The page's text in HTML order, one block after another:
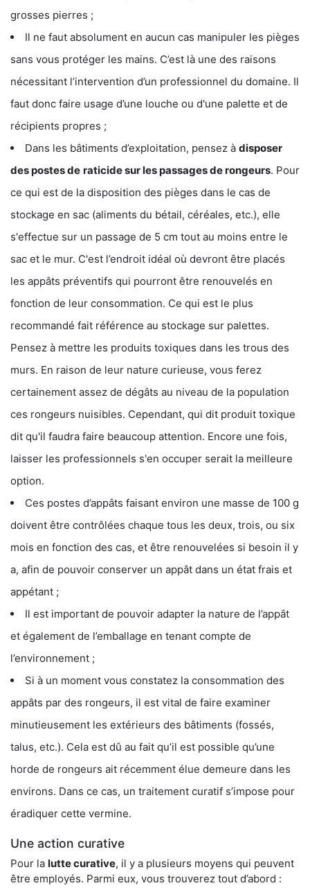
grosses pierres ;
Il ne faut absolument en aucun cas manipuler les pièges
sans vous protéger les mains. C’est là une des raisons
nécessitant l’intervention d’un professionnel du domaine. Il
faut donc faire usage d’une louche ou d'une palette et de
récipients propres ;
Dans les bâtiments d’exploitation, pensez à disposer
des postes de raticide sur les passages de rongeurs. Pour
ce qui est de la disposition des pièges dans le cas de
stockage en sac (aliments du bétail, céréales, etc.), elle
s'effectue sur un passage de 5 cm tout au moins entre le
sac et le mur. C'est l’endroit idéal où devront être placés
les appâts préventifs qui pourront être renouvelés en
fonction de leur consommation. Ce qui est le plus
recommandé fait référence au stockage sur palettes.
Pensez à mettre les produits toxiques dans les trous des
murs. En raison de leur nature curieuse, vous ferez
certainement assez de dégâts au niveau de la population
ces rongeurs nuisibles. Cependant, qui dit produit toxique
dit qu'il faudra faire beaucoup attention. Encore une fois,
laisser les professionnels s'en occuper serait la meilleure
option.
Ces postes d’appâts faisant environ une masse de 100 g
doivent être contrôlées chaque tous les deux, trois, ou six
mois en fonction des cas, et être renouvelées si besoin il y
a, afin de pouvoir conserver un appât dans un état frais et
appétant ;
Il est important de pouvoir adapter la nature de l’appât
et également de l’emballage en tenant compte de
l’environnement ;
Si à un moment vous constatez la consommation des
appâts par des rongeurs, il est vital de faire examiner
minutieusement les extérieurs des bâtiments (fossés,
talus, etc.). Cela est dû au fait qu’il est possible qu’une
horde de rongeurs ait récemment élue demeure dans les
environs. Dans ce cas, un traitement curatif s’impose pour
éradiquer cette vermine.
Une action curative
Pour la lutte curative, il y a plusieurs moyens qui peuvent
être employés. Parmi eux, vous trouverez tout d’abord :